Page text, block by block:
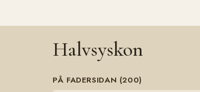
Halvsyskon
PÅ FADERSIDAN (200)